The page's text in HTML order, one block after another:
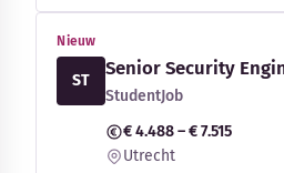
Nieuw
ST
Senior Security
StudentJob
€ 4.488 – € 7.515
Utrecht